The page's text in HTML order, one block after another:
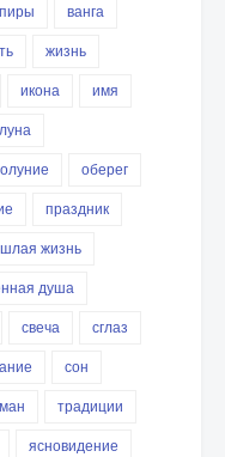
ванга
жизнь
икона
имя
луна
оберег
праздник
жизнь
душа
свеча
сглаз
сон
традиции
ясновидение